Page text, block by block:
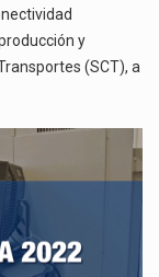
y
(SCT), a